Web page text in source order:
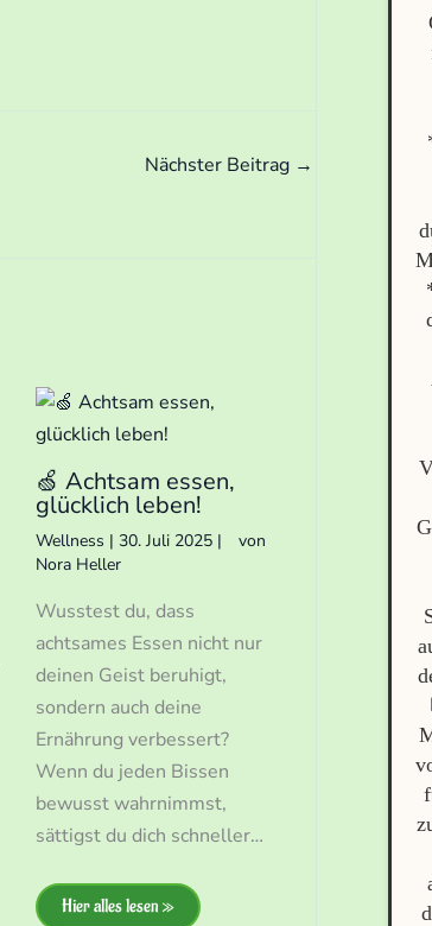
Nächster Beitrag →
🍏 Achtsam essen,
glücklich leben!
Wellness | 30. Juli 2025 |
von
Nora Heller
Wusstest du, dass
achtsames Essen nicht nur
deinen Geist beruhigt,
sondern auch deine
Ernährung verbessert?
Wenn du jeden Bissen
bewusst wahrnimmst,
sättigst du dich schneller…
Hier alles lesen »